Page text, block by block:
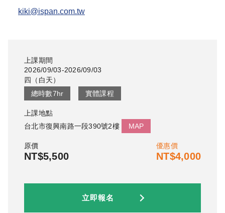
kiki@ispan.com.tw
上課期間
2026/09/03-2026/09/03
四 （ 白天）
總時數7hr 實體課程
上課地點
台北市復興南路一段390號2樓
MAP
原價
NT$5,500
優惠價
NT$4,000
立即報名